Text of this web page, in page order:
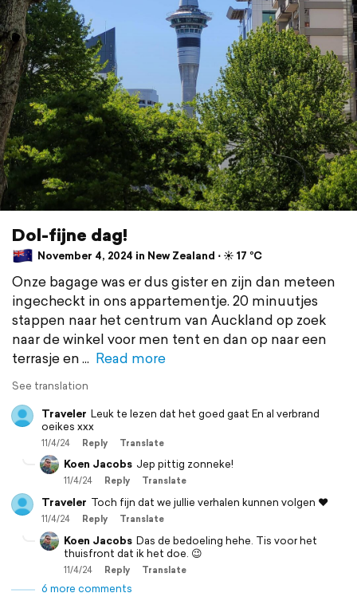
Dol-fijne dag!
November 4, 2024 in New Zealand ⋅ ☀️ 17 °C
Onze bagage was er dus gister en zijn dan meteen
ingecheckt in ons appartementje. 20 minuutjes
stappen naar het centrum van Auckland op zoek
naar de winkel voor men tent en dan op naar een
terrasje en
Read more
See translation
Traveler Leuk te lezen dat het goed gaat En al verbrand
oeikes xxx
11/4/24 Reply Translate
Koen Jacobs Jep pittig zonneke!
11/4/24 Reply Translate
Traveler Toch fijn dat we jullie verhalen kunnen volgen ❤️
11/4/24 Reply Translate
Koen Jacobs Das de bedoeling hehe. Tis voor het
thuisfront dat ik het doe. 😉
11/4/24 Reply Translate
6 more comments